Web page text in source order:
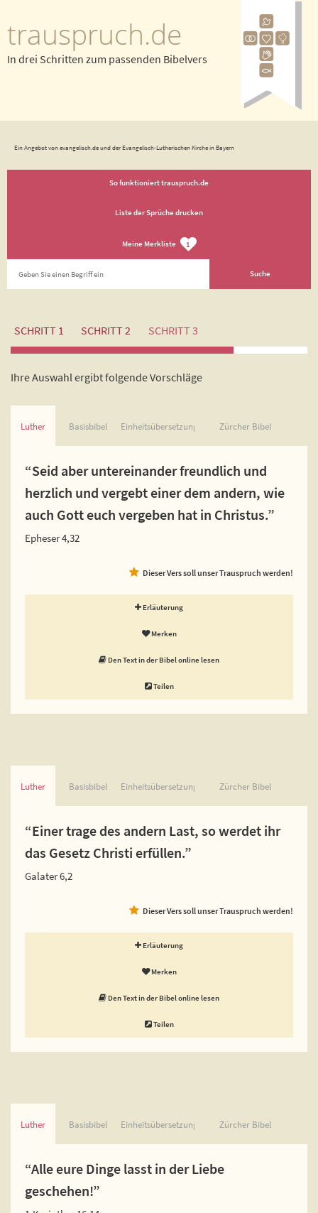
trauspruch.de
In drei Schritten zum passenden Bibelvers
Ein Angebot von evangelisch.de und der Evangelisch-Lutherischen Kirche in Bayern
So funktioniert trauspruch.de
Liste der Sprüche drucken
Meine Merkliste 1
SCHRITT 1 SCHRITT 2 SCHRITT 3
Ihre Auswahl ergibt folgende Vorschläge
Luther Basisbibel Einheitsübersetzung Zürcher Bibel
“Seid aber untereinander freundlich und
herzlich und vergebt einer dem andern, wie
auch Gott euch vergeben hat in Christus.”
Epheser 4,32
Dieser Vers soll unser Trauspruch werden!
Erläuterung
Merken
Den Text in der Bibel online lesen
Teilen
Luther Basisbibel Einheitsübersetzung Zürcher Bibel
“Einer trage des andern Last, so werdet ihr
das Gesetz Christi erfüllen.”
Galater 6,2
Dieser Vers soll unser Trauspruch werden!
Erläuterung
Merken
Den Text in der Bibel online lesen
Teilen
Luther Basisbibel Einheitsübersetzung Zürcher Bibel
“Alle eure Dinge lasst in der Liebe
geschehen!”